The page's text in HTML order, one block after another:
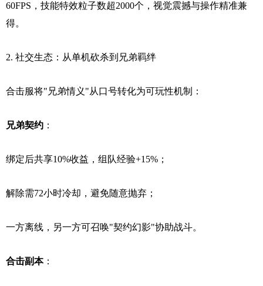
60FPS，技能特效粒子数超2000个，视觉震撼与操作精准兼
得。
2. 社交生态：从单机砍杀到兄弟羁绊
合击服将"兄弟情义"从口号转化为可玩性机制：
兄弟契约 ：
绑定后共享10%收益，组队经验+15%；
解除需72小时冷却，避免随意抛弃；
一方离线，另一方可召唤"契约幻影"协助战斗。
合击副本：